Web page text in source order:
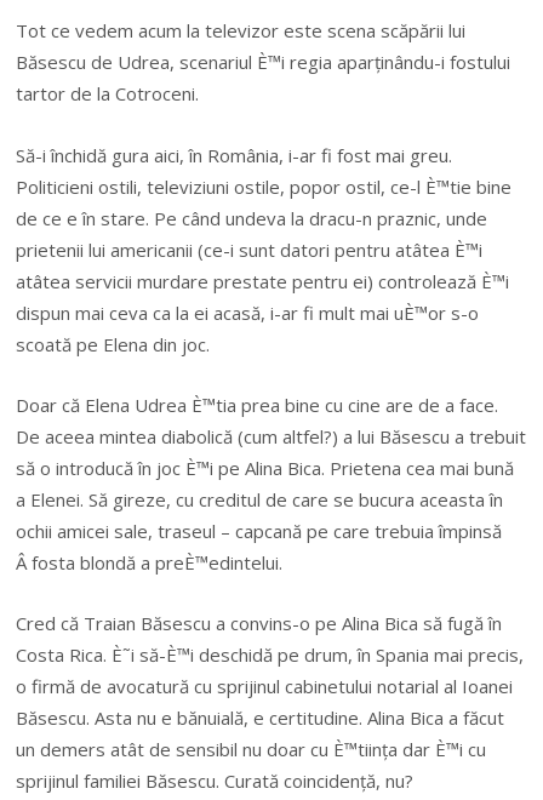
Tot ce vedem acum la televizor este scena scăpării lui
Băsescu de Udrea, scenariul È™i regia aparținându-i fostului
tartor de la Cotroceni.
Să-i închidă gura aici, în România, i-ar fi fost mai greu.
Politicieni ostili, televiziuni ostile, popor ostil, ce-l È™tie bine
de ce e în stare. Pe când undeva la dracu-n praznic, unde
prietenii lui americanii (ce-i sunt datori pentru atâtea È™i
atâtea servicii murdare prestate pentru ei) controlează È™i
dispun mai ceva ca la ei acasă, i-ar fi mult mai uÈ™or s-o
scoată pe Elena din joc.
Doar că Elena Udrea È™tia prea bine cu cine are de a face.
De aceea mintea diabolică (cum altfel?) a lui Băsescu a trebuit
să o introducă în joc È™i pe Alina Bica. Prietena cea mai bună
a Elenei. Să gireze, cu creditul de care se bucura aceasta în
ochii amicei sale, traseul – capcană pe care trebuia împinsă
Â fosta blondă a preÈ™edintelui.
Cred că Traian Băsescu a convins-o pe Alina Bica să fugă în
Costa Rica. È˜i să-È™i deschidă pe drum, în Spania mai precis,
o firmă de avocatură cu sprijinul cabinetului notarial al Ioanei
Băsescu. Asta nu e bănuială, e certitudine. Alina Bica a făcut
un demers atât de sensibil nu doar cu È™tiința dar È™i cu
sprijinul familiei Băsescu. Curată coincidență, nu?